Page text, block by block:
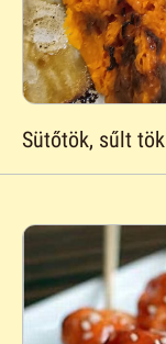
Sütőtök, sűlt tök